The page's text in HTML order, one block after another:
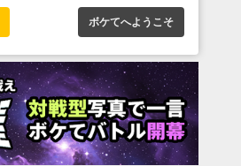
ボケてへようこそ